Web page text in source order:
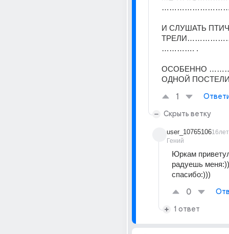
И СЛУШАТЬ
…………. .
ОСОБЕННО
ОДНОЙ
1
Скрыть ветку
user_10765106
Гений
16лет
Юркам
радуешь
спасибо:)))
0
1 ответ